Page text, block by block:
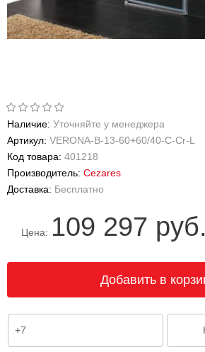
Наличие: Уточняйте у менеджера
Артикул: VERONA-B-13-60+60/40-C-Cr-L
Код товара: 401218
Производитель: Cezares
Доставка: Бесплатно
Цена: 109 297 руб.